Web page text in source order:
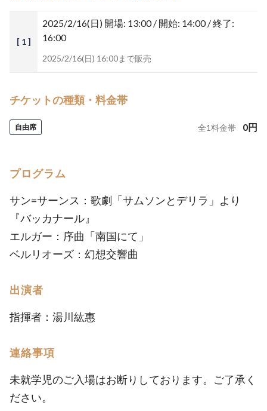
[ 1 ]
2025/2/16(日) 開場: 13:00 / 開始: 14:00 / 終了:
16:00
2025/2/16(日) 16:00まで販売
チケットの種類・料金帯
自由席 全1料金帯 0円
プログラム
サン=サーンス：歌劇「サムソンとデリラ」より
『バッカナール』
エルガー：序曲「南国にて」
ベルリオーズ：幻想交響曲
出演者
指揮者：湯川紘惠
連絡事項
未就学児のご入場はお断りしております。ご了承く
ださい。